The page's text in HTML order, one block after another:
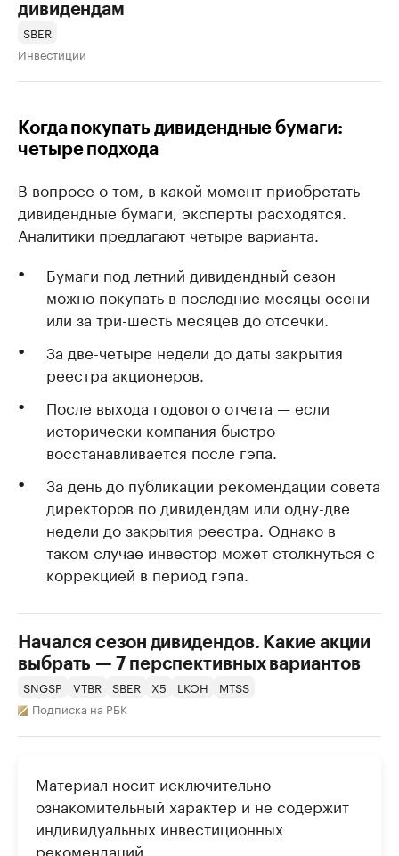
дивидендам
SBER
Инвестиции
Когда покупать дивидендные бумаги:
четыре подхода
В вопросе о том, в какой момент приобретать
дивидендные бумаги, эксперты расходятся.
Аналитики предлагают четыре варианта.
Бумаги под летний дивидендный сезон
можно покупать в последние месяцы осени
или за три-шесть месяцев до отсечки.
За две-четыре недели до даты закрытия
реестра акционеров.
После выхода годового отчета — если
исторически компания быстро
восстанавливается после гэпа.
За день до публикации рекомендации совета
директоров по дивидендам или одну-две
недели до закрытия реестра. Однако в
таком случае инвестор может столкнуться с
коррекцией в период гэпа.
Начался сезон дивидендов. Какие акции
выбрать — 7 перспективных вариантов
SNGSP VTBR SBER X5 LKOH
MTSS
Подписка на РБК
Материал носит исключительно
ознакомительный характер и не содержит
индивидуальных инвестиционных
рекомендаций.